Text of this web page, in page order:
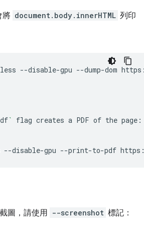
將 document.body.innerHTML 列印
--disable-gpu --dump-dom
` flag creates a PDF of the page:
--disable-gpu --print-to-pdf
圖，請使用 --screenshot 標記：